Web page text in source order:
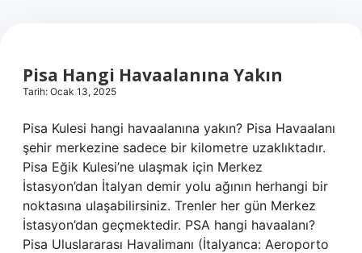
Pisa Hangi Havaalanına Yakın
Tarih: Ocak 13, 2025
Pisa Kulesi hangi havaalanına yakın? Pisa Havaalanı
şehir merkezine sadece bir kilometre uzaklıktadır.
Pisa Eğik Kulesi’ne ulaşmak için Merkez
İstasyon’dan İtalyan demir yolu ağının herhangi bir
noktasına ulaşabilirsiniz. Trenler her gün Merkez
İstasyon’dan geçmektedir. PSA hangi havaalanı?
Pisa Uluslararası Havalimanı (İtalyanca: Aeroporto